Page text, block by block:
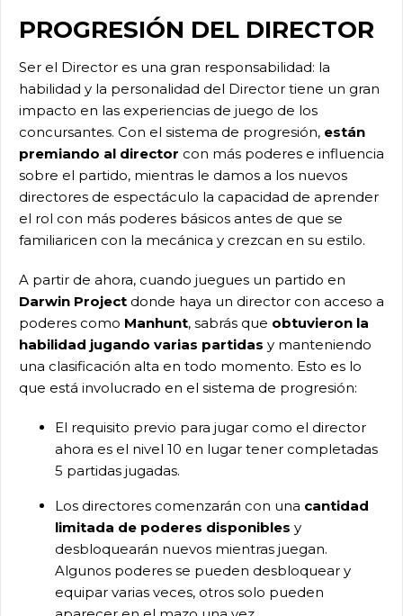
PROGRESIÓN DEL DIRECTOR
Ser el Director es una gran responsabilidad: la
habilidad y la personalidad del Director tiene un gran
impacto en las experiencias de juego de los
concursantes. Con el sistema de progresión, están
premiando al director con más poderes e influencia
sobre el partido, mientras le damos a los nuevos
directores de espectáculo la capacidad de aprender
el rol con más poderes básicos antes de que se
familiaricen con la mecánica y crezcan en su estilo.
A partir de ahora, cuando juegues un partido en
Darwin Project donde haya un director con acceso a
poderes como Manhunt, sabrás que obtuvieron la
habilidad jugando varias partidas y manteniendo
una clasificación alta en todo momento. Esto es lo
que está involucrado en el sistema de progresión:
El requisito previo para jugar como el director
ahora es el nivel 10 en lugar tener completadas
5 partidas jugadas.
Los directores comenzarán con una cantidad
limitada de poderes disponibles y
desbloquearán nuevos mientras juegan.
Algunos poderes se pueden desbloquear y
equipar varias veces, otros solo pueden